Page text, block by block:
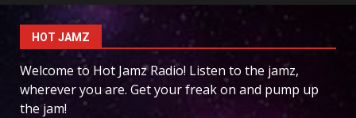
HOT JAMZ
Welcome to Hot Jamz Radio! Listen to the jamz,
wherever you are. Get your freak on and pump up
the jam!